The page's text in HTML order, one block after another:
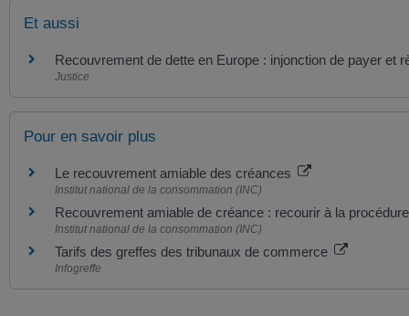
Et aussi
Recouvrement de dette en Europe : injonction de payer et
Justice
Pour en savoir plus
Le recouvrement amiable des créances
Institut national de la consommation (INC)
Recouvrement amiable de créance : recourir à la
Institut national de la consommation (INC)
Tarifs des greffes des tribunaux de commerce
Infogreffe